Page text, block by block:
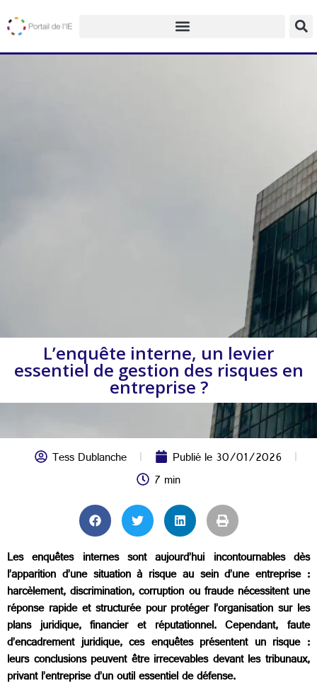
L’enquête interne, un levier
essentiel de gestion des risques en
entreprise ?
Tess Dublanche Publié le30/01/2026
7 min
Les enquêtes internes sont aujourd’hui incontournables dès
l’apparition d’une situation à risque au sein d’une entreprise :
harcèlement, discrimination, corruption ou fraude nécessitent une
réponse rapide et structurée pour protéger l’organisation sur les
plans juridique, financier et réputationnel. Cependant, faute
d’encadrement juridique, ces enquêtes présentent un risque :
leurs conclusions peuvent être irrecevables devant les tribunaux,
privant l’entreprise d’un outil essentiel de défense.